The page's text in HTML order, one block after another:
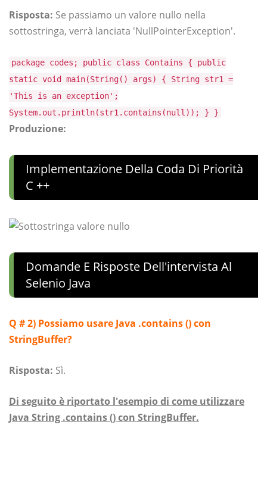
Risposta: Se passiamo un valore nullo nella
sottostringa, verrà lanciata 'NullPointerException'.
package codes; public class Contains { public
static void main(String() args) { String str1 =
'This is an exception';
System.out.println(str1.contains(null)); } }
Produzione:
Implementazione Della Coda Di Priorità
C ++
Domande E Risposte Dell'intervista Al
Selenio Java
Q # 2) Possiamo usare Java .contains () con
StringBuffer?
Risposta: Sì.
Di seguito è riportato l'esempio di come utilizzare
Java String .contains () con StringBuffer.